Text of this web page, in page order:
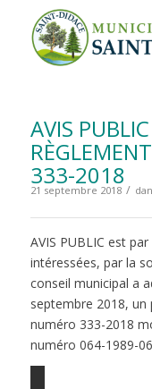
AVIS
333-2018
21 septembre 2018 /
AVIS PUBLIC est
intéressées, par la
conseil municipal a
septembre 2018,
numéro 333-2018
numéro 064-1989-